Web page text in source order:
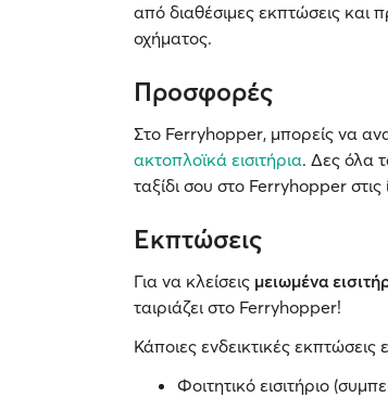
από διαθέσιμες εκπτώσεις και
οχήματος.
Προσφορές
Στο Ferryhopper, μπορείς να
ακτοπλοϊκά εισιτήρια. Δες όλα
ταξίδι σου στο Ferryhopper στις
Εκπτώσεις
Για να κλείσεις μειωμένα
ταιριάζει στο Ferryhopper!
Κάποιες ενδεικτικές εκπτώσεις
Φοιτητικό εισιτήριο